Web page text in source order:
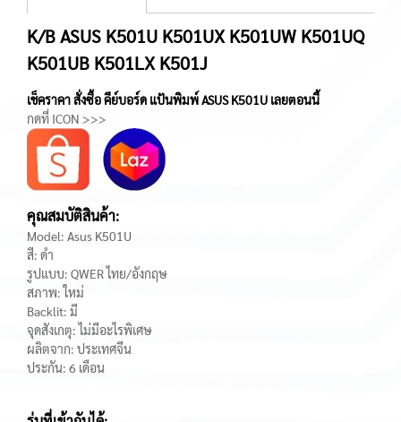
K/B ASUS K501U K501UX K501UW K501UQ
K501UB K501LX K501J
เช็คราคา สั่งซื้อ คีย์บอร์ด แป้นพิมพ์ ASUS K501U เลยตอนนี้
กดที่ ICON >>>
คุณสมบัติสินค้า:
Model: Asus K501U
สี: ดำ
รูปแบบ: QWER ไทย/อังกฤษ
สภาพ: ใหม่
Backlit: มี
จุดสังเกตุ: ไม่มีอะไรพิเศษ
ผลิตจาก: ประเทศจีน
ประกัน: 6 เดือน